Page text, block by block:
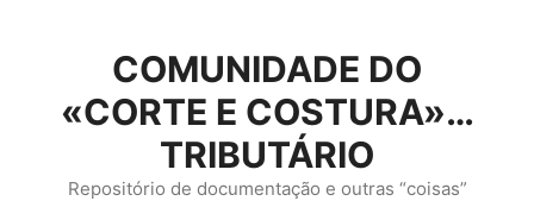
conteúdo
COMUNIDADE DO
«CORTE E COSTURA»…
TRIBUTÁRIO
Repositório de documentação e outras “coisas”